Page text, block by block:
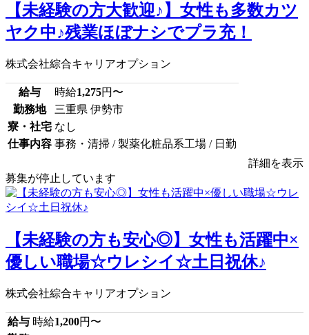
【未経験の方大歓迎♪】女性も多数カツ
ヤク中♪残業ほぼナシでプラ充！
株式会社綜合キャリアオプション
給与 時給1,275円〜
勤務地
三重県 伊勢市
寮・社宅 なし
仕事内容 事務・清掃 / 製薬化粧品系工場 / 日勤
詳細を表示
募集が停止しています
【未経験の方も安心◎】女性も活躍中×
優しい職場☆ウレシイ☆土日祝休♪
株式会社綜合キャリアオプション
給与 時給1,200円〜